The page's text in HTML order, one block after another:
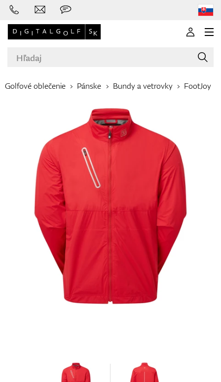
Značky
Palice
Topánky
Golfové oblečenie Pánske Bundy a vetrovky FootJoy